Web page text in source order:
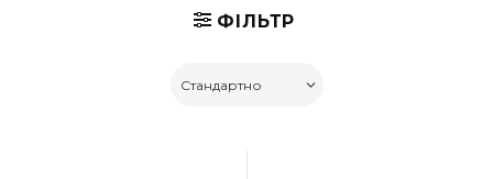
ФІЛЬТР